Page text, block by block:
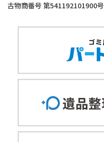
古物商番号 第541192101900号